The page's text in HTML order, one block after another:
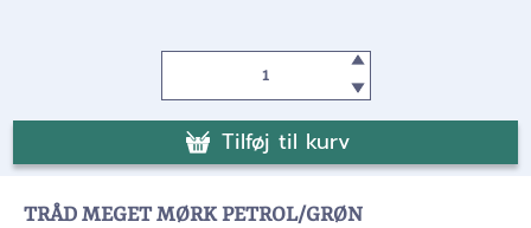
Tilføj til kurv
TRÅD MEGET MØRK PETROL/GRØN